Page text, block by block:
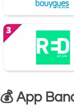
💰 App